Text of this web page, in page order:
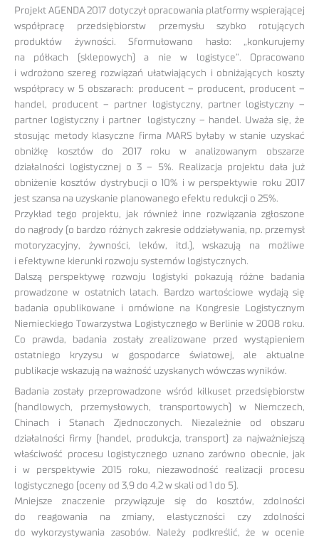
Projekt AGENDA 2017 dotyczył opracowania platformy wspierającej
współpracę przedsiębiorstw przemysłu szybko rotujących
produktów żywności. Sformułowano hasło: „konkurujemy
na półkach (sklepowych) a nie w logistyce”. Opracowano
i wdrożono szereg rozwiązań ułatwiających i obniżających koszty
współpracy w 5 obszarach: producent – producent, producent –
handel, producent – partner logistyczny, partner logistyczny –
partner logistyczny i partner logistyczny – handel. Uważa się, że
stosując metody klasyczne firma MARS byłaby w stanie uzyskać
obniżkę kosztów do 2017 roku w analizowanym obszarze
działalności logistycznej o 3 – 5%. Realizacja projektu dała już
obniżenie kosztów dystrybucji o 10% i w perspektywie roku 2017
jest szansa na uzyskanie planowanego efektu redukcji o 25%.
Przykład tego projektu, jak również inne rozwiązania zgłoszone
do nagrody (o bardzo różnych zakresie oddziaływania, np. przemysł
motoryzacyjny, żywności, leków, itd.), wskazują na możliwe
i efektywne kierunki rozwoju systemów logistycznych.
Dalszą perspektywę rozwoju logistyki pokazują różne badania
prowadzone w ostatnich latach. Bardzo wartościowe wydają się
badania opublikowane i omówione na Kongresie Logistycznym
Niemieckiego Towarzystwa Logistycznego w Berlinie w 2008 roku.
Co prawda, badania zostały zrealizowane przed wystąpieniem
ostatniego kryzysu w gospodarce światowej, ale aktualne
publikacje wskazują na ważność uzyskanych wówczas wyników.
Badania zostały przeprowadzone wśród kilkuset przedsiębiorstw
(handlowych, przemysłowych, transportowych) w Niemczech,
Chinach i Stanach Zjednoczonych. Niezależnie od obszaru
działalności firmy (handel, produkcja, transport) za najważniejszą
właściwość procesu logistycznego uznano zarówno obecnie, jak
i w perspektywie 2015 roku, niezawodność realizacji procesu
logistycznego (oceny od 3,9 do 4,2 w skali od 1 do 5).
Mniejsze znaczenie przywiązuje się do kosztów, zdolności
do reagowania na zmiany, elastyczności czy zdolności
do wykorzystywania zasobów. Należy podkreślić, że w ocenie